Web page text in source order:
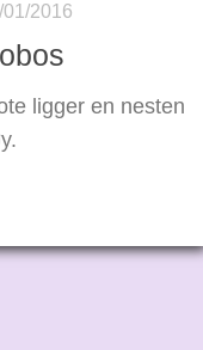
01/2016
ligger en nesten